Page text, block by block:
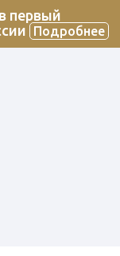
первый
Подробнее